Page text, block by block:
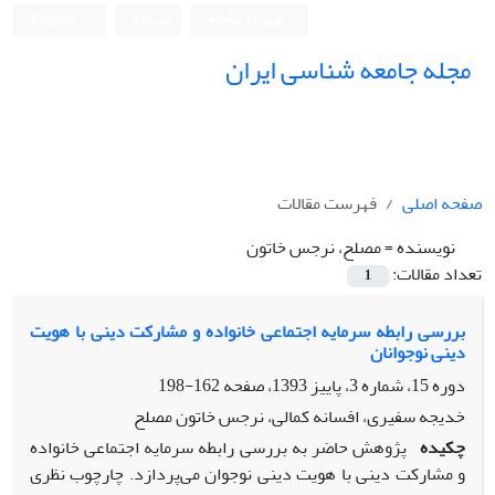
مجله جامعه شناسی ایران
صفحه اصلی
فهرست مقالات
نویسنده =مصلح، نرجس خاتون
تعداد مقالات:
1
بررسی رابطه‌ سرمایه اجتماعی خانواده و مشارکت دینی با هویت
دینی نوجوانان
دوره 15، شماره 3، پاییز 1393، صفحه
162-198
خدیجه سفیری، افسانه کمالی، نرجس خاتون مصلح
چکیده پژوهش حاضر به بررسی رابطه سرمایه اجتماعی خانواده
و مشارکت دینی با هویت دینی نوجوان می‌پردازد. چارچوب نظری